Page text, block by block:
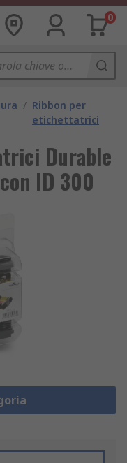
0
/ Ribbon per
etichettatrici
Durable
ID 300